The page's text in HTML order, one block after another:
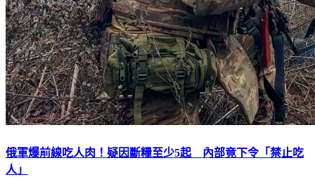
俄軍爆前線吃人肉！疑因斷糧至少5起 內部竟下令「禁止吃
人」